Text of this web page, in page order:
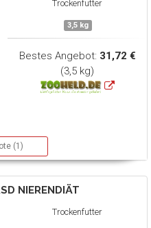
Trockenfutter
3,5 kg
Bestes Angebot: 31,72 €
(3,5 kg)
(1)
NIERENDIÄT
Trockenfutter